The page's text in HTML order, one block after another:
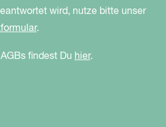
wird, nutze bitte unser
.
findest Du hier.